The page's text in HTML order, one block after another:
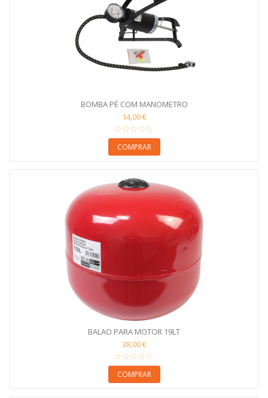
BOMBA PÉ COM MANOMETRO
14,00 €
COMPRAR
BALAO PARA MOTOR 19LT
38,00 €
COMPRAR